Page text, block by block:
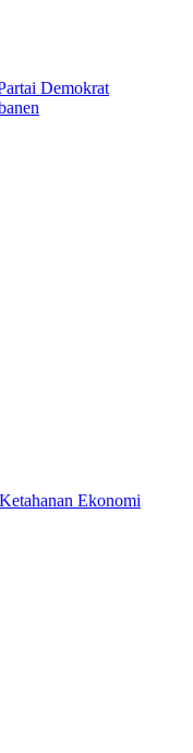
Demokrat
Ekonomi